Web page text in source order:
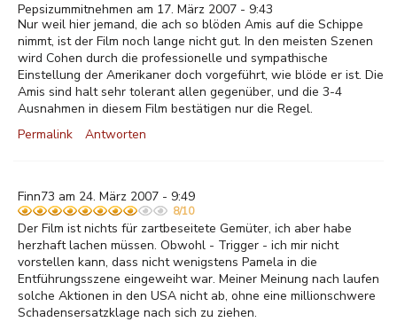
Pepsizummitnehmen am 17. März 2007 - 9:43
Nur weil hier jemand, die ach so blöden Amis auf die Schippe
nimmt, ist der Film noch lange nicht gut. In den meisten Szenen
wird Cohen durch die professionelle und sympathische
Einstellung der Amerikaner doch vorgeführt, wie blöde er ist. Die
Amis sind halt sehr tolerant allen gegenüber, und die 3-4
Ausnahmen in diesem Film bestätigen nur die Regel.
Permalink
Antworten
Finn73 am 24. März 2007 - 9:49
8/10
Der Film ist nichts für zartbeseitete Gemüter, ich aber habe
herzhaft lachen müssen. Obwohl - Trigger - ich mir nicht
vorstellen kann, dass nicht wenigstens Pamela in die
Entführungsszene eingeweiht war. Meiner Meinung nach laufen
solche Aktionen in den USA nicht ab, ohne eine millionschwere
Schadensersatzklage nach sich zu ziehen.